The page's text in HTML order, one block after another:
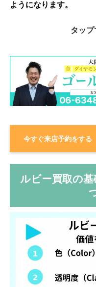
ようになります。
タップ
今すぐ来店予約をする
ルビー買取の